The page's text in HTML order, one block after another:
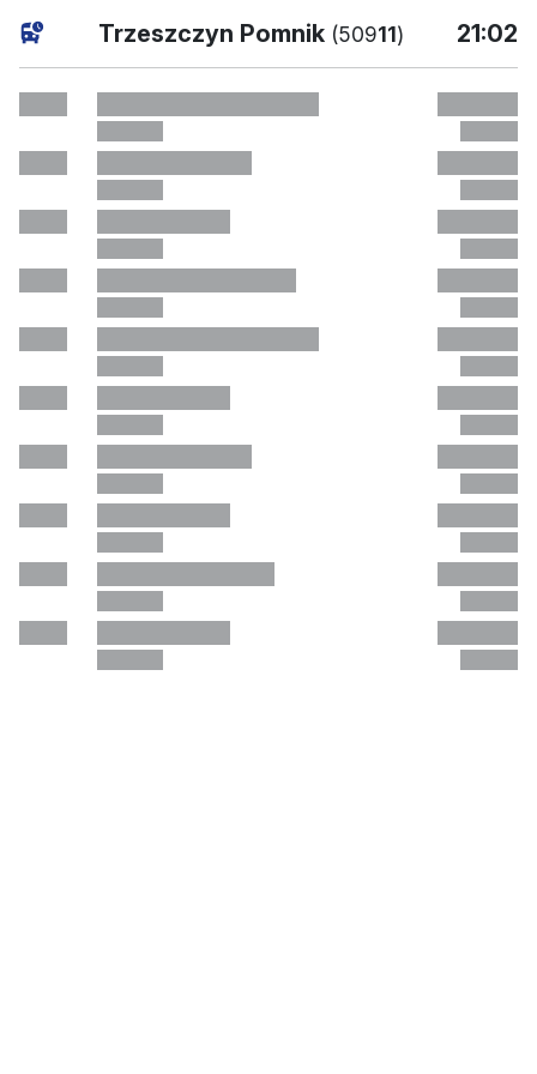
Trzeszczyn Pomnik (50911) 21:02